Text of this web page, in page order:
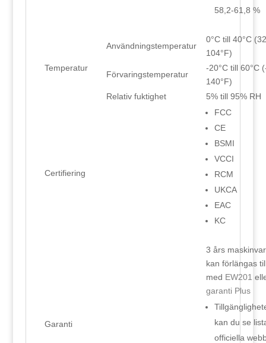
58,2-61,8 %
Temperatur
Användningstemperatur
0°C till 40°C
104°F)
Förvaringstemperatur
-20°C till 60°C
140°F)
Relativ fuktighet
5% till 95% RH
Certifiering
FCC
CE
BSMI
VCCI
RCM
UKCA
EAC
KC
Garanti
3 års
kan förlängas
med EW201
garanti Plus
kan du se
officiella